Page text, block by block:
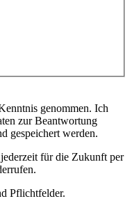
genommen. Ich
zur Beantwortung
gespeichert werden.
für die Zukunft per
Pflichtfelder.